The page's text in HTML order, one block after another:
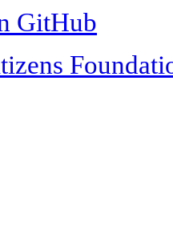
GitHub